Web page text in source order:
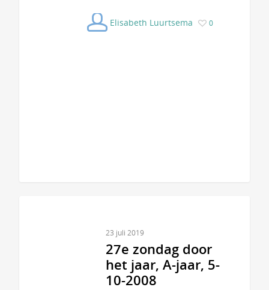
Elisabeth Luurtsema 0
23 juli 2019
27e zondag door
het jaar, A-jaar, 5-
10-2008